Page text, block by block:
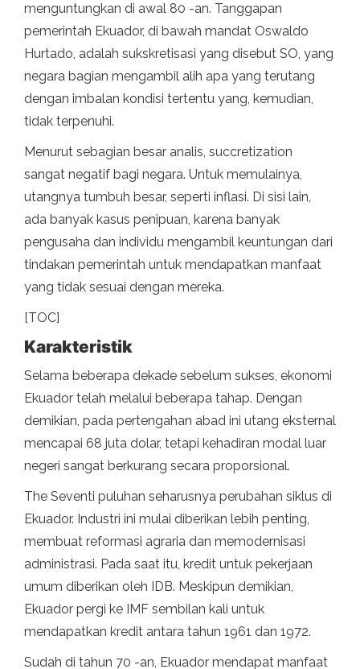
menguntungkan di awal 80 -an. Tanggapan
pemerintah Ekuador, di bawah mandat Oswaldo
Hurtado, adalah sukskretisasi yang disebut SO, yang
negara bagian mengambil alih apa yang terutang
dengan imbalan kondisi tertentu yang, kemudian,
tidak terpenuhi.
Menurut sebagian besar analis, succretization
sangat negatif bagi negara. Untuk memulainya,
utangnya tumbuh besar, seperti inflasi. Di sisi lain,
ada banyak kasus penipuan, karena banyak
pengusaha dan individu mengambil keuntungan dari
tindakan pemerintah untuk mendapatkan manfaat
yang tidak sesuai dengan mereka.
[TOC]
Karakteristik
Selama beberapa dekade sebelum sukses, ekonomi
Ekuador telah melalui beberapa tahap. Dengan
demikian, pada pertengahan abad ini utang eksternal
mencapai 68 juta dolar, tetapi kehadiran modal luar
negeri sangat berkurang secara proporsional.
The Seventi puluhan seharusnya perubahan siklus di
Ekuador. Industri ini mulai diberikan lebih penting,
membuat reformasi agraria dan memodernisasi
administrasi. Pada saat itu, kredit untuk pekerjaan
umum diberikan oleh IDB. Meskipun demikian,
Ekuador pergi ke IMF sembilan kali untuk
mendapatkan kredit antara tahun 1961 dan 1972.
Sudah di tahun 70 -an, Ekuador mendapat manfaat